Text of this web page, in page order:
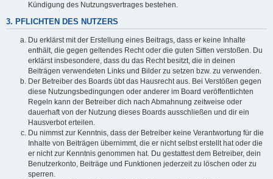
Kündigung des Nutzungsvertrages bestehen.
3. PFLICHTEN DES NUTZERS
Du erklärst mit der Erstellung eines Beitrags, dass er keine Inhalte
enthält, die gegen geltendes Recht oder die guten Sitten verstoßen. Du
erklärst insbesondere, dass du das Recht besitzt, die in deinen
Beiträgen verwendeten Links und Bilder zu setzen bzw. zu verwenden.
Der Betreiber des Boards übt das Hausrecht aus. Bei Verstößen gegen
diese Nutzungsbedingungen oder anderer im Board veröffentlichten
Regeln kann der Betreiber dich nach Abmahnung zeitweise oder
dauerhaft von der Nutzung dieses Boards ausschließen und dir ein
Hausverbot erteilen.
Du nimmst zur Kenntnis, dass der Betreiber keine Verantwortung für die
Inhalte von Beiträgen übernimmt, die er nicht selbst erstellt hat oder die
er nicht zur Kenntnis genommen hat. Du gestattest dem Betreiber, dein
Benutzerkonto, Beiträge und Funktionen jederzeit zu löschen oder zu
sperren.